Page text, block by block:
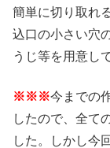
簡単に切り取れ
込口の小さい穴
うじ等を用意し
※※※今までの
したので、全て
した。しかし今